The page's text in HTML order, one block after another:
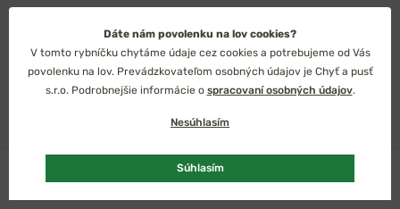
od 7,16 €
Vybrať variant
Obchodné podmienky
Ochrana osobných údajov
Technické riešenie: Simplia s.r.o.
Strategický dizajn: Petr Široký
Dáte nám povolenku na lov cookies?
V tomto rybníčku chytáme údaje cez cookies a potrebujeme od Vás
povolenku na lov. Prevádzkovateľom osobných údajov je Chyť a pusť
s.r.o. Podrobnejšie informácie o spracovaní osobných údajov.
Nesúhlasím
Súhlasím